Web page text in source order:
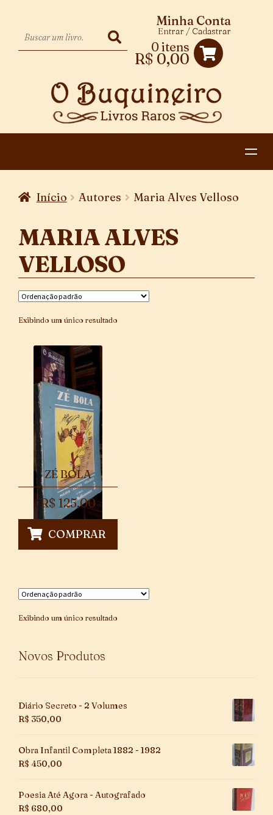
0 itens
R$ 0,00
Minha Conta
Entrar / Cadastrar
DESCENDENTE
PAGAMENTO E ENTREGA
CONTATO
Início Autores Maria Alves Velloso
MARIA ALVES
VELLOSO
Exibindo um único resultado
ZÉ BOLA
R$ 125,00
COMPRAR
Exibindo um único resultado
Novos Produtos
Diário Secreto - 2 Volumes
R$ 350,00
Obra Infantil Completa 1882 - 1982
R$ 450,00
Poesia Até Agora - Autografado
R$ 680,00